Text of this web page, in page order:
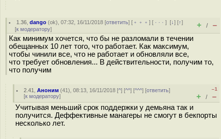
1.36 ,dango (ok), 07:32, 16/11/2018 [ответить] [ ﹢﹢﹢] [ · · ·][↓] [↑]
[к модератору] + / –
Как минимум хочется, что бы не разломали в течении
обещанных 10 лет того, что работает. Как максимум,
чтобы чинили все, что не работает и обновляли все,
что требует обновления... В действительности, получим то,
что получим
2.41 ,Аноним (41), 08:13, 16/11/2018 [^] [^^] [^^^] [ответить]
[к модератору]
–1
+ / –
Учитывая меньший срок поддержки у демьяна так и
получится. Деффективные манагеры не смогут в бекпорты
несколько лет.